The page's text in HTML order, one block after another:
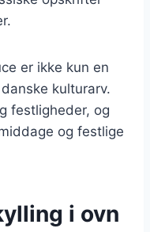
er ikke kun en
kulturarv.
festligheder, og
og festlige
i ovn